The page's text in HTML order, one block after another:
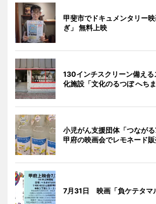
甲斐市でドキュメンタリー
ぎ」 無料上映
130インチスクリーン備える
化施設「文化のるつぼ へち
小児がん支援団体「つなが
甲府の映画会でレモネード
7月31日 映画「負ケテタマ